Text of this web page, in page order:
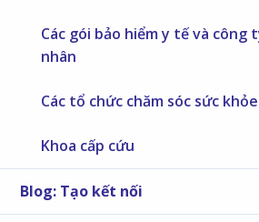
Các gói bảo hiểm y tế và công
nhân
Các tổ chức chăm sóc sức
Khoa cấp cứu
Blog: Tạo kết nối